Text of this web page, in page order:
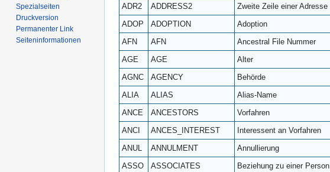
ADR2
ADDRESS2 Zweite Zeile einer Adresse
ADOP
ADOPTION Adoption
AFN
AFN Ancestral File Nummer
AGE
AGE Alter
AGNC
AGENCY Behörde
ALIA
ALIAS Alias-Name
ANCE
ANCESTORS Vorfahren
ANCI
ANCES_INTEREST Interessent an Vorfahren
ANUL
ANNULMENT Annullierung
ASSO
ASSOCIATES Beziehung zu einer Person
Spezialseiten
Druckversion
Permanenter Link
Seiten­informationen